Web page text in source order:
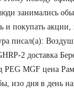
занимались
и покупать
писал(а):
2 доставка
MGF цена
изо дня в день